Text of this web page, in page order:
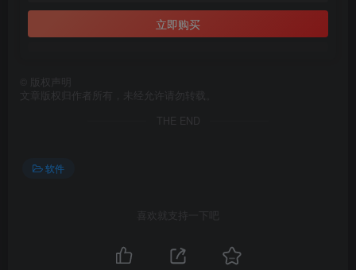
立即购买
版权声明
文章版权归作者所有，未经允许请勿转载。
THE END
软件
喜欢就支持一下吧